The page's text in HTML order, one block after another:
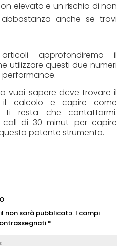
elevato e un rischio di non
anche se trovi
approfondiremo il
utilizzare questi due numeri
performance.
vuoi sapere dove trovare il
calcolo e capire come
ti resta che contattarmi.
di 30 minuti per capire
potente strumento.
non sarà pubblicato. I campi
*